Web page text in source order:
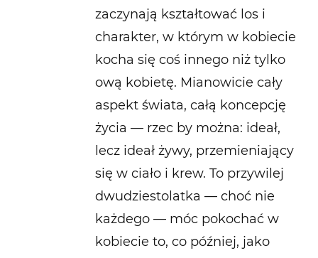
zaczynają kształtować los i
charakter, w którym w kobiecie
kocha się coś innego niż tylko
ową kobietę. Mianowicie cały
aspekt świata, całą koncepcję
życia — rzec by można: ideał,
lecz ideał żywy, przemieniający
się w ciało i krew. To przywilej
dwudziestolatka — choć nie
każdego — móc pokochać w
kobiecie to, co później, jako